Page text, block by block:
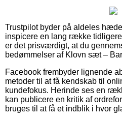
Trustpilot byder på aldeles
inspicere en lang række
er det prisværdigt, at du
bedømmelser af Klovn sæt –
Facebook frembyder lignende
metoder til at få kendskab til
kundefokus. Herinde ses en
kan publicere en kritik af
bruges til at få et indblik i hvor